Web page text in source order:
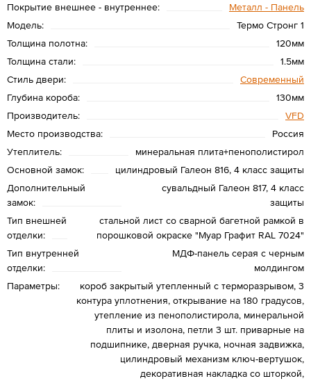
Покрытие внешнее - внутреннее:
Металл - Панель
Модель:
Термо Стронг 1
Толщина полотна:
120мм
Толщина стали:
1.5мм
Стиль двери:
Современный
Глубина короба:
130мм
Производитель:
VFD
Место производства:
Россия
Утеплитель:
минеральная плита+пенополистирол
Основной замок:
цилиндровый Галеон 816, 4 класс защиты
Дополнительный
замок:
сувальдный Галеон 817, 4 класс
защиты
Тип внешней
отделки:
стальной лист со сварной багетной рамкой в
порошковой окраске "Муар Графит RAL 7024"
Тип внутренней
отделки:
МДФ-панель серая с черным
молдингом
Параметры:
короб закрытый утепленный с терморазрывом, 3
контура уплотнения, открывание на 180 градусов,
утепление из пенополистирола, минеральной
плиты и изолона, петли 3 шт. приварные на
подшипнике, дверная ручка, ночная задвижка,
цилиндровый механизм ключ-вертушок,
декоративная накладка со шторкой,